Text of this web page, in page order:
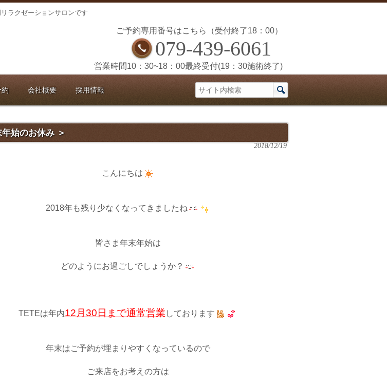
ラクゼーションサロンです
ご予約専用番号はこちら（受付終了18：00）
079-439-6061
営業時間10：30~18：00最終受付(19：30施術終了)
約 会社概要 採用情報
年始のお休み ＞
2018/12/19
こんにちは
2018年も残り少なくなってきましたね
皆さま年末年始は
どのようにお過ごしでしょうか？
TETEは年内12月 30日まで通常営業 しております
年末はご予約が埋まりやすくなっているので
ご来店をお考えの方は